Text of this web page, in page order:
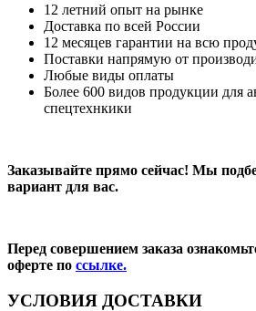
12 летний опыт на рынке
Доставка по всей России
12 месяцев гарантии на всю
Поставки напрямую от
Любые виды оплаты
Более 600 видов продукции для
спецтехнкики
Заказывайте прямо сейчас! Мы
вариант для вас.
Перед совершением заказа
оферте по ссылке.
УСЛОВИЯ ДОСТАВКИ